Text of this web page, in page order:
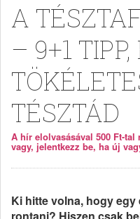
A
– 9+1
TÉSZTÁD
A hír elolvasásával 500 Ft-tal
vagy, jelentkezz be, ha új
Ki hitte volna, hogy